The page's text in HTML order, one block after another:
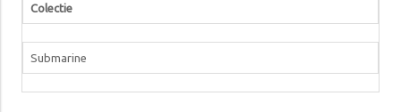
Colectie
Submarine